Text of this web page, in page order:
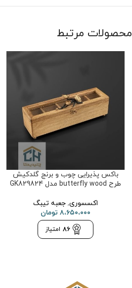
محصولات مرتبط
باکس پذیرایی چوب و برنج گلدکیش
طرح butterfly wood مدل GK829824
اکسسوری, جعبه تیبگ
۸،۶۵۰،۰۰۰ تومان
86 امتیاز